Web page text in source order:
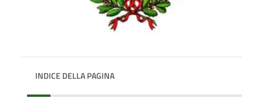
INDICE DELLA PAGINA